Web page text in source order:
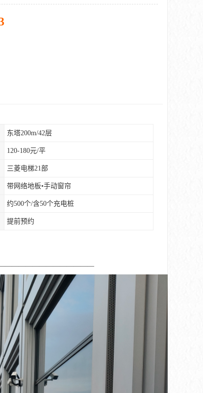
东塔200m/42层
120-180元/平
三菱电梯21部
带网络地板•手动窗帘
约500个/含50个充电桩
提前预约
元/平 ——————————————